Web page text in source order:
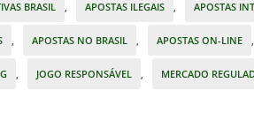
BRASIL , APOSTAS ILEGAIS , APOSTAS
, APOSTAS NO BRASIL , APOSTAS ON-LINE ,
, JOGO RESPONSÁVEL , MERCADO